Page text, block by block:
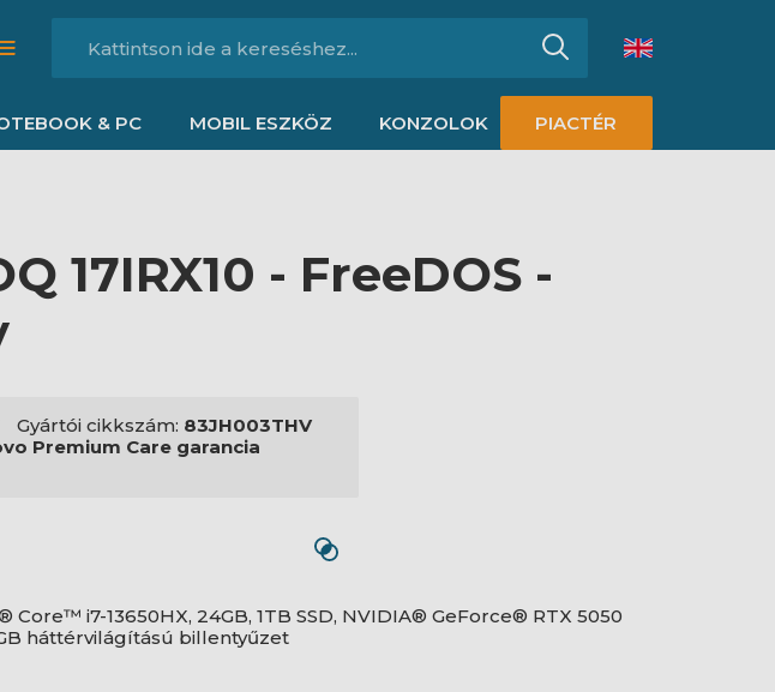
& PC MOBIL ESZKÖZ KONZOLOK PIACTÉR
17IRX10 - FreeDOS -
Gyártói cikkszám: 83JH003THV
Premium Care garancia
Core™ i7-13650HX, 24GB, 1TB SSD, NVIDIA® GeForce® RTX 5050
háttérvilágítású billentyűzet